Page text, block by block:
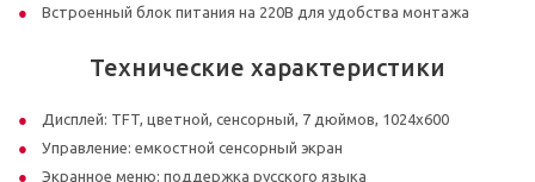
Встроенный блок питания на 220В для удобства монтажа
Технические характеристики
Дисплей: TFT, цветной, сенсорный, 7 дюймов, 1024х600
Управление: емкостной сенсорный экран
Экранное меню: поддержка русского языка